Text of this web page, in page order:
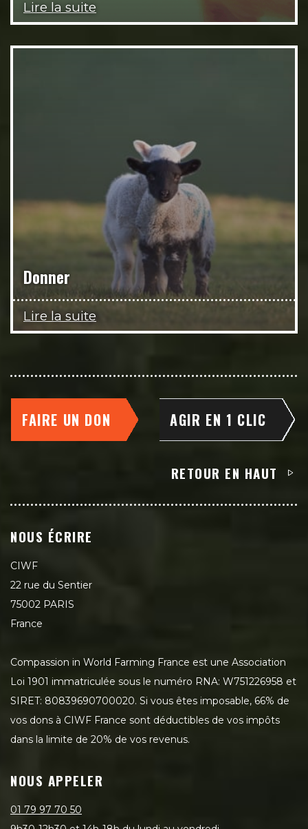
Lire la suite
Donner
Lire la suite
FAIRE UN DON AGIR EN 1 CLIC
RETOUR EN HAUT
NOUS ÉCRIRE
CIWF
22 rue du Sentier
75002 PARIS
France
Compassion in World Farming France est une Association
Loi 1901 immatriculée sous le numéro RNA: W751226958 et
SIRET: 80839690700020. Si vous êtes imposable, 66% de
vos dons à CIWF France sont déductibles de vos impôts
dans la limite de 20% de vos revenus.
NOUS APPELER
01 79 97 70 50